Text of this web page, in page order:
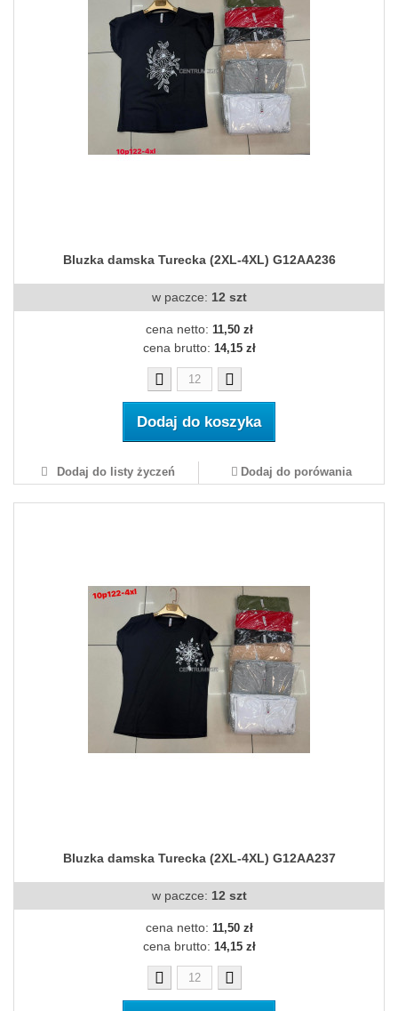
Bluzka damska Turecka (2XL-4XL) G12AA236
w paczce: 12 szt
cena netto: 11,50 zł
cena brutto: 14,15 zł
Dodaj do koszyka
Dodaj do listy życzeń Dodaj do porówania
Bluzka damska Turecka (2XL-4XL) G12AA237
w paczce: 12 szt
cena netto: 11,50 zł
cena brutto: 14,15 zł